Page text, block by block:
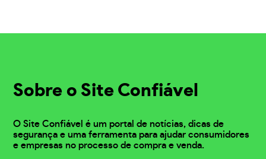
Sobre o Site Confiável
O Site Confiável é um portal de notícias, dicas de
segurança e uma ferramenta para ajudar consumidores
e empresas no processo de compra e venda.